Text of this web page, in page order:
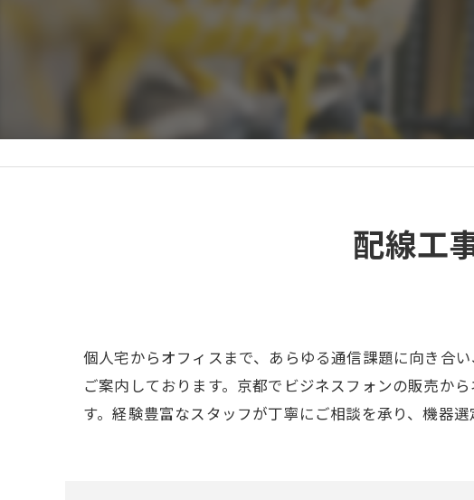
配線工
個人宅からオフィスまで、あらゆる通信課題に向き合
ご案内しております。京都でビジネスフォンの販売か
す。経験豊富なスタッフが丁寧にご相談を承り、機器